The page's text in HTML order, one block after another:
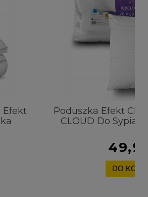
Efekt Chłodzący 70x80 ICE
Do Sypialni Pranie w 60°C